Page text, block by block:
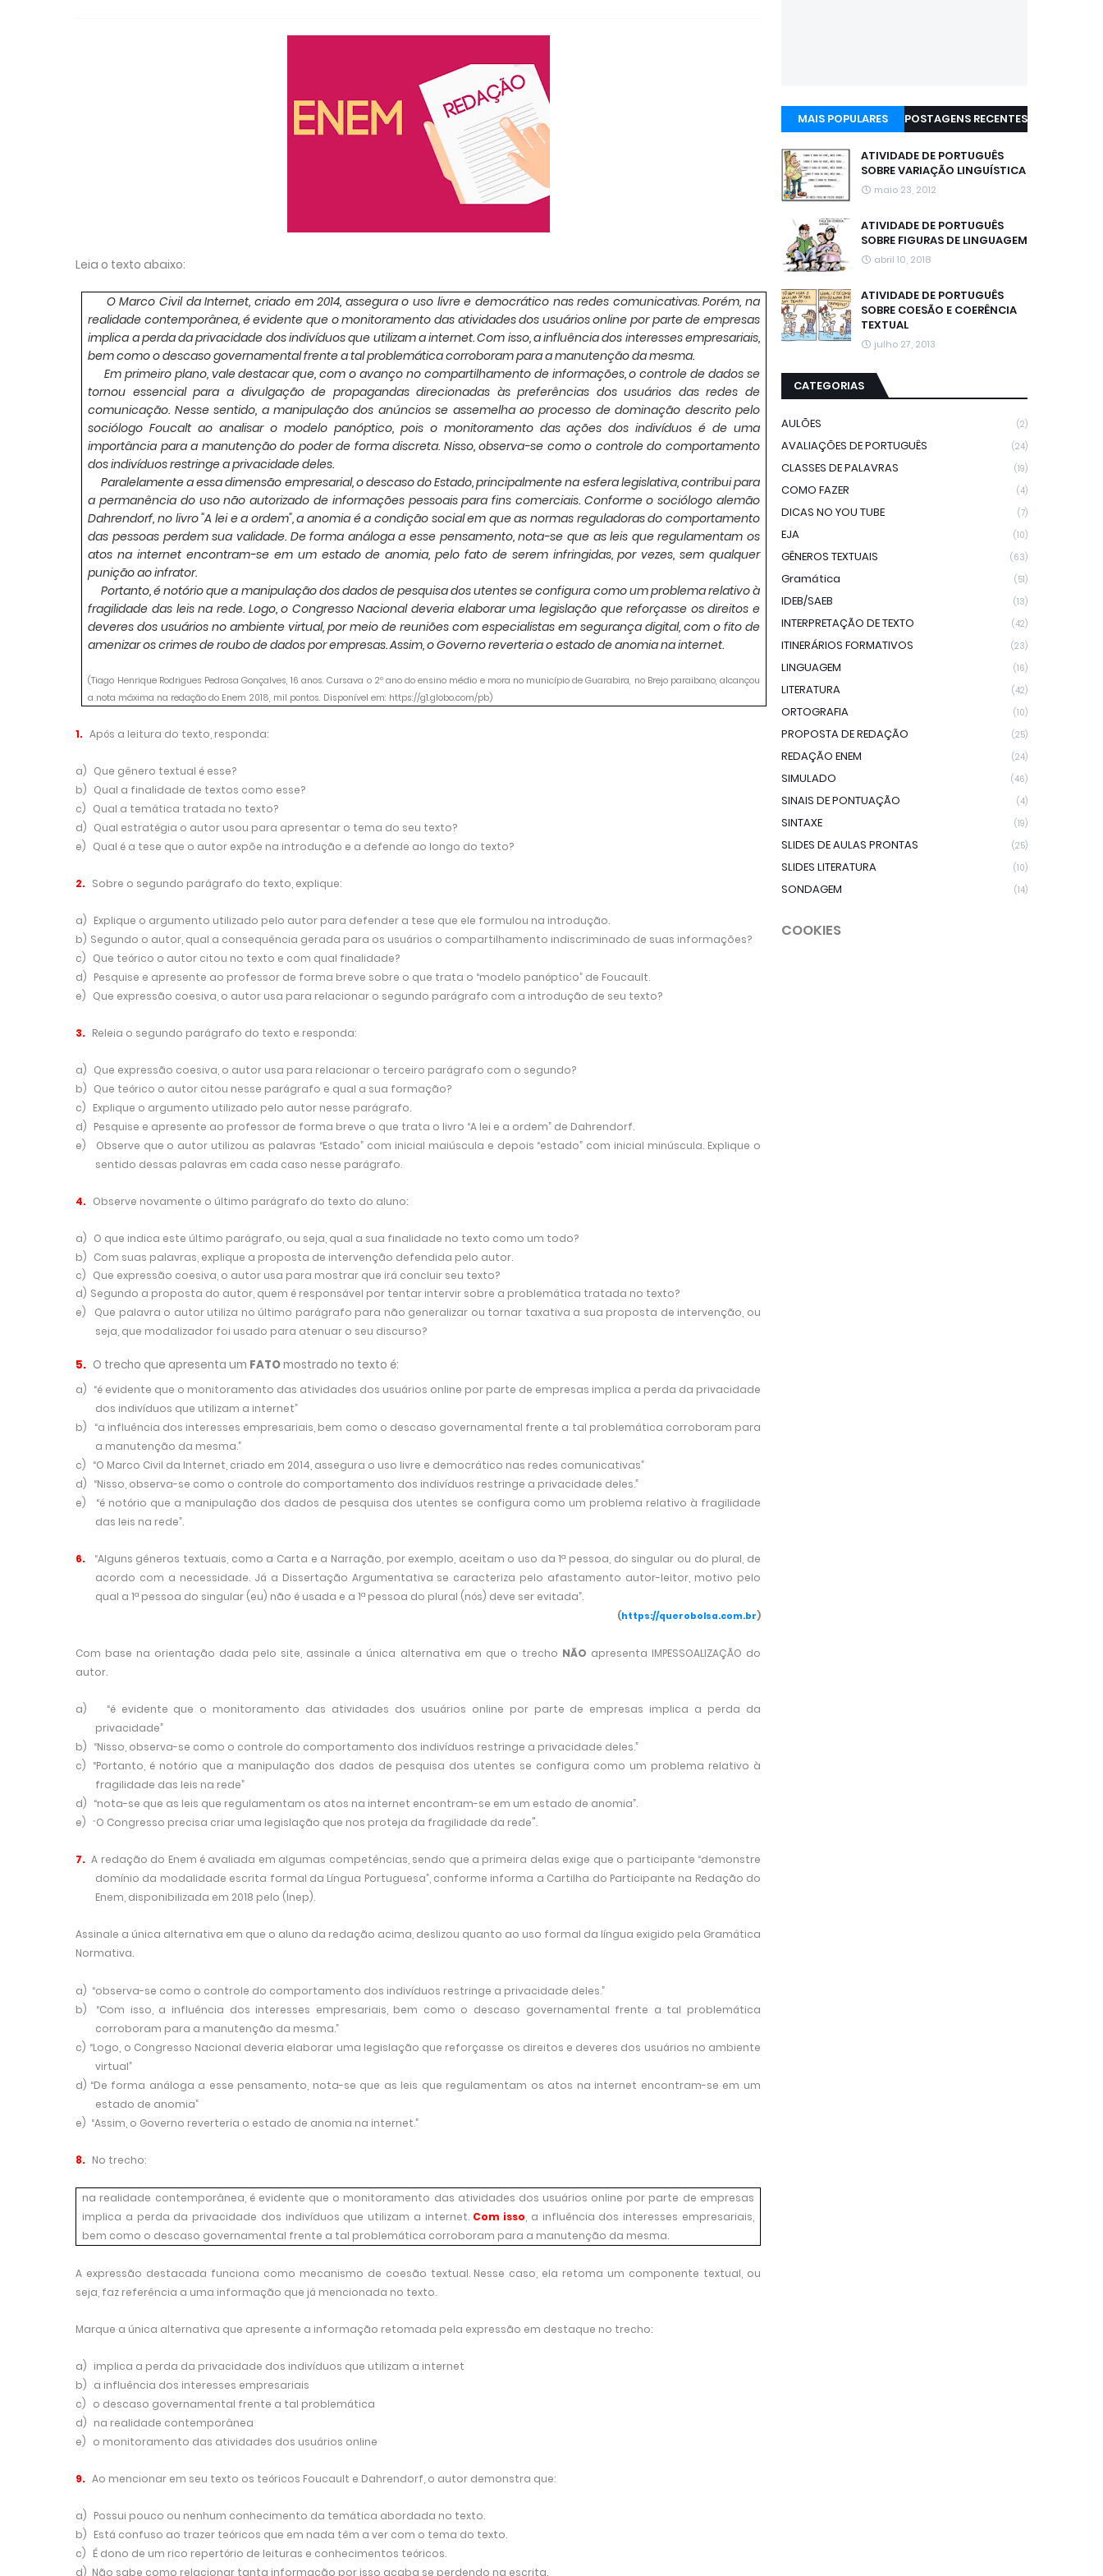
Leia o texto abaixo:
O Marco Civil da Internet, criado em 2014, assegura o uso livre e democrático nas redes comunicativas. Porém, na
realidade contemporânea, é evidente que o monitoramento das atividades dos usuários online por parte de empresas
implica a perda da privacidade dos indivíduos que utilizam a internet. Com isso, a influência dos interesses empresariais,
bem como o descaso governamental frente a tal problemática corroboram para a manutenção da mesma.
Em primeiro plano, vale destacar que, com o avanço no compartilhamento de informações, o controle de dados se
tornou essencial para a divulgação de propagandas direcionadas às preferências dos usuários das redes de
comunicação. Nesse sentido, a manipulação dos anúncios se assemelha ao processo de dominação descrito pelo
sociólogo Foucalt ao analisar o modelo panóptico, pois o monitoramento das ações dos indivíduos é de uma
importância para a manutenção do poder de forma discreta. Nisso, observa-se como o controle do comportamento
dos indivíduos restringe a privacidade deles.
Paralelamente a essa dimensão empresarial, o descaso do Estado, principalmente na esfera legislativa, contribui para
a permanência do uso não autorizado de informações pessoais para fins comerciais. Conforme o sociólogo alemão
Dahrendorf, no livro "A lei e a ordem", a anomia é a condição social em que as normas reguladoras do comportamento
das pessoas perdem sua validade. De forma análoga a esse pensamento, nota-se que as leis que regulamentam os
atos na internet encontram-se em um estado de anomia, pelo fato de serem infringidas, por vezes, sem qualquer
punição ao infrator.
Portanto, é notório que a manipulação dos dados de pesquisa dos utentes se configura como um problema relativo à
fragilidade das leis na rede. Logo, o Congresso Nacional deveria elaborar uma legislação que reforçasse os direitos e
deveres dos usuários no ambiente virtual, por meio de reuniões com especialistas em segurança digital, com o fito de
amenizar os crimes de roubo de dados por empresas. Assim, o Governo reverteria o estado de anomia na internet.
(Tiago Henrique Rodrigues Pedrosa Gonçalves, 16 anos. Cursava o 2º ano do ensino médio e mora no município de Guarabira, no Brejo paraibano, alcançou
a nota máxima na redação do Enem 2018, mil pontos. Disponível em: https://g1.globo.com/pb)
1. Após a leitura do texto, responda:
a) Que gênero textual é esse?
b) Qual a finalidade de textos como esse?
c) Qual a temática tratada no texto?
d) Qual estratégia o autor usou para apresentar o tema do seu texto?
e) Qual é a tese que o autor expõe na introdução e a defende ao longo do texto?
2. Sobre o segundo parágrafo do texto, explique:
a) Explique o argumento utilizado pelo autor para defender a tese que ele formulou na introdução.
b) Segundo o autor, qual a consequência gerada para os usuários o compartilhamento indiscriminado de suas informações?
c) Que teórico o autor citou no texto e com qual finalidade?
d) Pesquise e apresente ao professor de forma breve sobre o que trata o “modelo panóptico” de Foucault.
e) Que expressão coesiva, o autor usa para relacionar o segundo parágrafo com a introdução de seu texto?
3. Releia o segundo parágrafo do texto e responda:
a) Que expressão coesiva, o autor usa para relacionar o terceiro parágrafo com o segundo?
b) Que teórico o autor citou nesse parágrafo e qual a sua formação?
c) Explique o argumento utilizado pelo autor nesse parágrafo.
d) Pesquise e apresente ao professor de forma breve o que trata o livro “A lei e a ordem” de Dahrendorf.
e)
Observe que o autor utilizou as palavras “Estado” com inicial maiúscula e depois “estado” com inicial minúscula. Explique o
sentido dessas palavras em cada caso nesse parágrafo.
4. Observe novamente o último parágrafo do texto do aluno:
a) O que indica este último parágrafo, ou seja, qual a sua finalidade no texto como um todo?
b) Com suas palavras, explique a proposta de intervenção defendida pelo autor.
c) Que expressão coesiva, o autor usa para mostrar que irá concluir seu texto?
d) Segundo a proposta do autor, quem é responsável por tentar intervir sobre a problemática tratada no texto?
e)
Que palavra o autor utiliza no último parágrafo para não generalizar ou tornar taxativa a sua proposta de intervenção, ou
seja, que modalizador foi usado para atenuar o seu discurso?
5. O trecho que apresenta um FATOmostrado no texto é:
a) “é evidente que o monitoramento das atividades dos usuários online por parte de empresas implica a perda da privacidade
dos indivíduos que utilizam a internet”
b)
“a influência dos interesses empresariais, bem como o descaso governamental frente a tal problemática corroboram para
a manutenção da mesma.”
c) “O Marco Civil da Internet, criado em 2014, assegura o uso livre e democrático nas redes comunicativas”
d) “Nisso, observa-se como o controle do comportamento dos indivíduos restringe a privacidade deles.”
e)
“é notório que a manipulação dos dados de pesquisa dos utentes se configura como um problema relativo à fragilidade
das leis na rede”.
6.
“Alguns gêneros textuais, como a Carta e a Narração, por exemplo, aceitam o uso da 1ª pessoa, do singular ou do plural, de
acordo com a necessidade. Já a Dissertação Argumentativa se caracteriza pelo afastamento autor-leitor, motivo pelo
qual a 1ª pessoa do singular (eu) não é usada e a 1ª pessoa do plural (nós) deve ser evitada”.
(https://querobolsa.com.br)
Com base na orientação dada pelo site, assinale a única alternativa em que o trecho NÃO apresenta IMPESSOALIZAÇÃO do
autor.
a)
“é evidente que o monitoramento das atividades dos usuários online por parte de empresas implica a perda da
privacidade”
b) “Nisso, observa-se como o controle do comportamento dos indivíduos restringe a privacidade deles.”
c) “Portanto, é notório que a manipulação dos dados de pesquisa dos utentes se configura como um problema relativo à
fragilidade das leis na rede”
d) “nota-se que as leis que regulamentam os atos na internet encontram-se em um estado de anomia”.
e) " O Congresso precisa criar uma legislação que nos proteja da fragilidade da rede".
7. A redação do Enem é avaliada em algumas competências, sendo que a primeira delas exige que o participante “demonstre
domínio da modalidade escrita formal da Língua Portuguesa”, conforme informa a Cartilha do Participante na Redação do
Enem, disponibilizada em 2018 pelo (Inep).
Assinale a única alternativa em que o aluno da redação acima, deslizou quanto ao uso formal da língua exigido pela Gramática
Normativa.
a) “observa-se como o controle do comportamento dos indivíduos restringe a privacidade deles.”
b)
“Com isso, a influência dos interesses empresariais, bem como o descaso governamental frente a tal problemática
corroboram para a manutenção da mesma.”
c) “Logo, o Congresso Nacional deveria elaborar uma legislação que reforçasse os direitos e deveres dos usuários no ambiente
virtual”
d) “De forma análoga a esse pensamento, nota-se que as leis que regulamentam os atos na internet encontram-se em um
estado de anomia”
e) “Assim, o Governo reverteria o estado de anomia na internet.”
8. No trecho:
na realidade contemporânea, é evidente que o monitoramento das atividades dos usuários online por parte de empresas
implica a perda da privacidade dos indivíduos que utilizam a internet. Com isso , a influência dos interesses empresariais,
bem como o descaso governamental frente a tal problemática corroboram para a manutenção da mesma.
A expressão destacada funciona como mecanismo de coesão textual. Nesse caso, ela retoma um componente textual, ou
seja, faz referência a uma informação que já mencionada no texto.
Marque a única alternativa que apresente a informação retomada pela expressão em destaque no trecho:
a) implica a perda da privacidade dos indivíduos que utilizam a internet
b) a influência dos interesses empresariais
c) o descaso governamental frente a tal problemática
d) na realidade contemporânea
e) o monitoramento das atividades dos usuários online
9. Ao mencionar em seu texto os teóricos Foucault e Dahrendorf, o autor demonstra que:
a) Possui pouco ou nenhum conhecimento da temática abordada no texto.
b) Está confuso ao trazer teóricos que em nada têm a ver com o tema do texto.
c) É dono de um rico repertório de leituras e conhecimentos teóricos.
d) Não sabe como relacionar tanta informação por isso acaba se perdendo na escrita.
MAIS POPULARES POSTAGENS RECENTES
ATIVIDADE DE PORTUGUÊS
SOBRE VARIAÇÃO LINGUÍSTICA
maio 23, 2012
ATIVIDADE DE PORTUGUÊS
SOBRE FIGURAS DE LINGUAGEM
abril 10, 2018
ATIVIDADE DE PORTUGUÊS
SOBRE COESÃO E COERÊNCIA
TEXTUAL
julho 27, 2013
CATEGORIAS
AULÕES (2)
AVALIAÇÕES DE PORTUGUÊS (24)
CLASSES DE PALAVRAS (19)
COMO FAZER (4)
DICAS NO YOU TUBE (7)
EJA (10)
GÊNEROS TEXTUAIS (63)
Gramática (51)
IDEB/SAEB (13)
INTERPRETAÇÃO DE TEXTO (42)
ITINERÁRIOS FORMATIVOS (23)
LINGUAGEM (16)
LITERATURA (42)
ORTOGRAFIA (10)
PROPOSTA DE REDAÇÃO (25)
REDAÇÃO ENEM (24)
SIMULADO (46)
SINAIS DE PONTUAÇÃO (4)
SINTAXE (19)
SLIDES DE AULAS PRONTAS (25)
SLIDES LITERATURA (10)
SONDAGEM (14)
COOKIES